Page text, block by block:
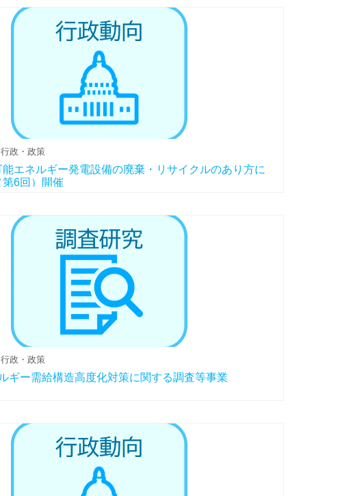
政・政策
エネルギー発電設備の廃棄・リサイクルのあり方に
6回）開催
政・政策
ギー需給構造高度化対策に関する調査等事業